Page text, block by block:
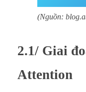
(Nguồn:
2.1/ Giai
Attention